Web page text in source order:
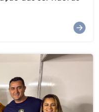
prestigiou os
a inclusão,
de
futuro melhor.
esforço,
em educação
Sete Barras."A
agradeceu ao SESI,